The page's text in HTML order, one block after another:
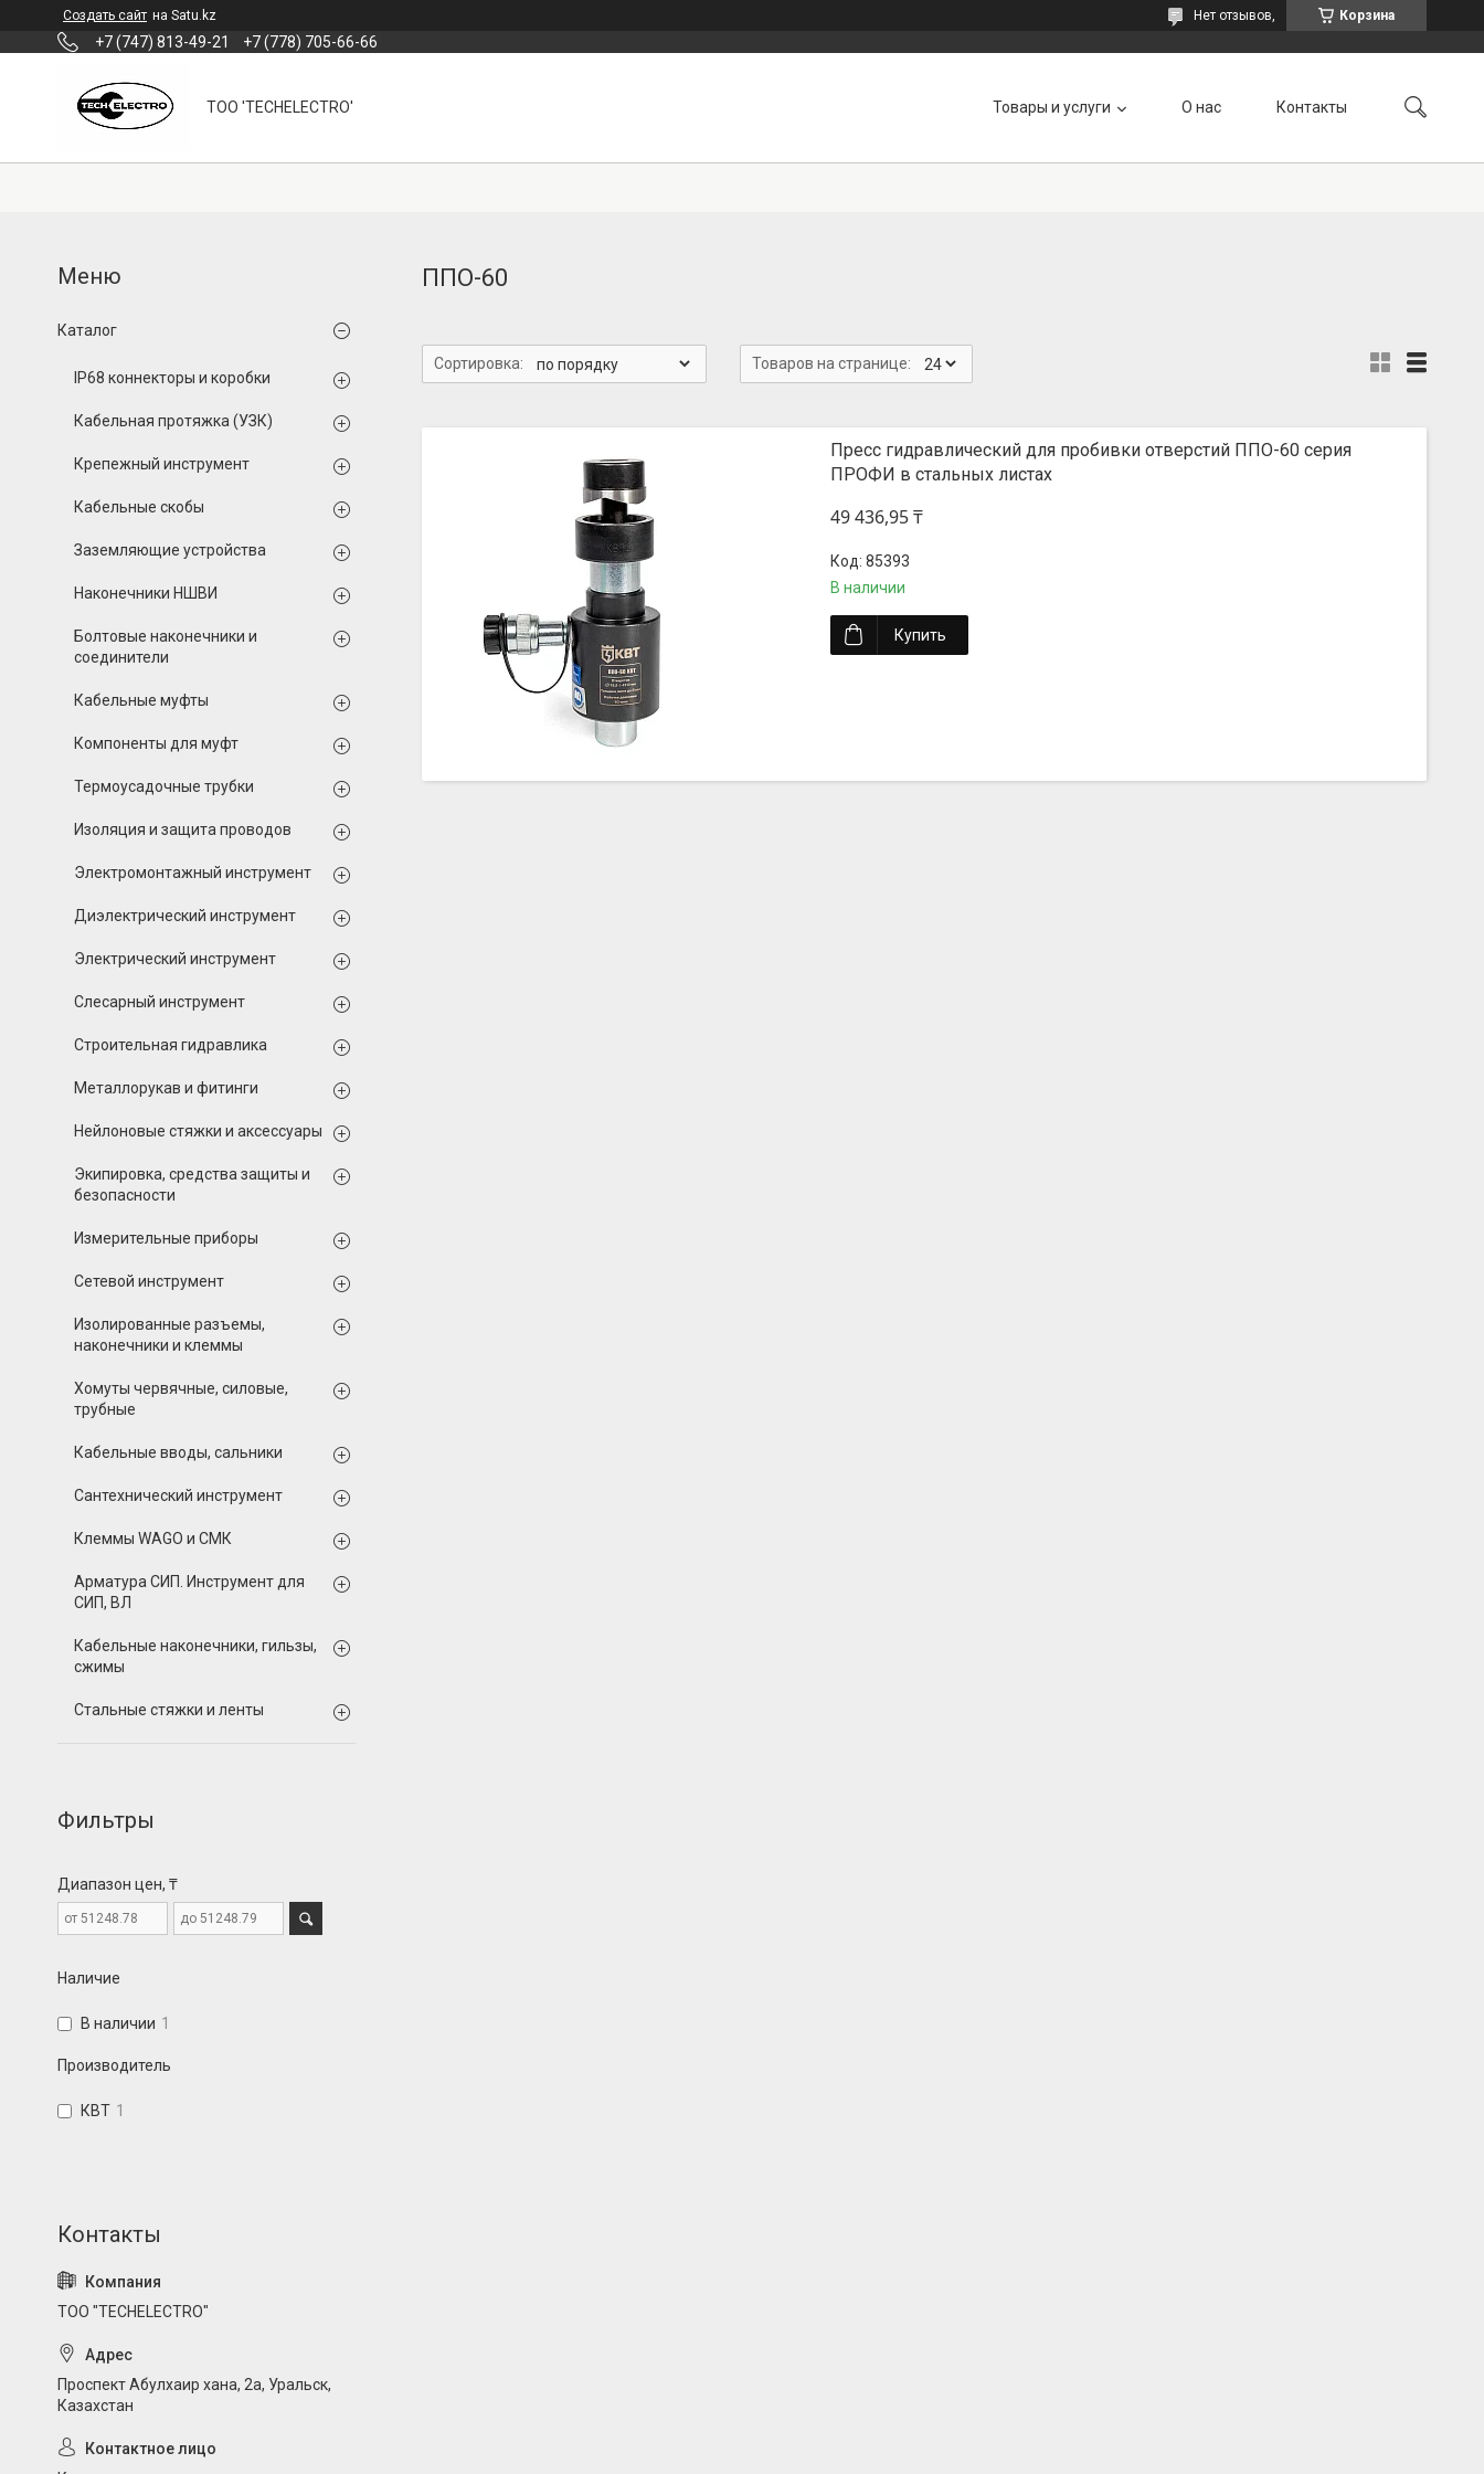
Создать сайт на Satu.kz Корзина
Нет отзывов,
+7 (747) 813-49-21 +7 (778) 705-66-66
ТОО 'TECHELECTRO' Товары и услуги О нас Контакты
ППО-60
Пресс гидравлический для пробивки отверстий ППО-60 серия
ПРОФИ в стальных листах
49 436,95 ₸
85393
В наличии
Купить
Каталог
IP68 коннекторы и коробки
Кабельная протяжка (УЗК)
Крепежный инструмент
Кабельные скобы
Заземляющие устройства
Наконечники НШВИ
Болтовые наконечники и
соединители
Кабельные муфты
Компоненты для муфт
Термоусадочные трубки
Изоляция и защита проводов
Электромонтажный инструмент
Диэлектрический инструмент
Электрический инструмент
Слесарный инструмент
Строительная гидравлика
Металлорукав и фитинги
Нейлоновые стяжки и аксессуары
Экипировка, средства защиты и
безопасности
Измерительные приборы
Сетевой инструмент
Изолированные разъемы,
наконечники и клеммы
Хомуты червячные, силовые,
трубные
Кабельные вводы, сальники
Сантехнический инструмент
Клеммы WAGO и СМК
Арматура СИП. Инструмент для
СИП, ВЛ
Кабельные наконечники, гильзы,
сжимы
Стальные стяжки и ленты
Фильтры
Диапазон цен, ₸
Наличие
В наличии 1
Производитель
КВТ 1
ТОО "TECHELECTRO"
Проспект Абулхаир хана, 2а, Уральск,
Казахстан